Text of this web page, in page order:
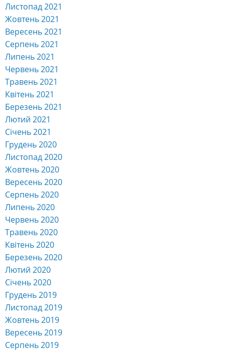
Листопад 2021
Жовтень 2021
Вересень 2021
Серпень 2021
Липень 2021
Червень 2021
Травень 2021
Квітень 2021
Березень 2021
Лютий 2021
Січень 2021
Грудень 2020
Листопад 2020
Жовтень 2020
Вересень 2020
Серпень 2020
Липень 2020
Червень 2020
Травень 2020
Квітень 2020
Березень 2020
Лютий 2020
Січень 2020
Грудень 2019
Листопад 2019
Жовтень 2019
Вересень 2019
Серпень 2019